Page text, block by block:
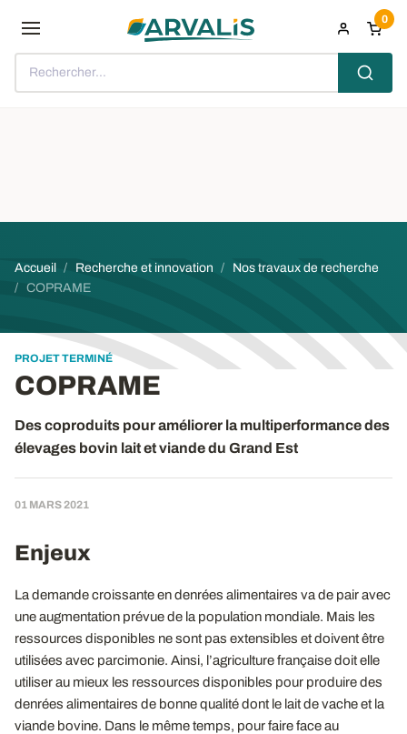
Rechercher...
0
Fil d'Ariane
Accueil Recherche et innovation
Nos travaux de recherche
COPRAME
PROJET TERMINÉ
COPRAME
Des coproduits pour améliorer la multiperformance des
élevages bovin lait et viande du Grand Est
01 MARS 2021
Enjeux
La demande croissante en denrées alimentaires va de pair avec
une augmentation prévue de la population mondiale. Mais les
ressources disponibles ne sont pas extensibles et doivent être
utilisées avec parcimonie. Ainsi, l’agriculture française doit elle
utiliser au mieux les ressources disponibles pour produire des
denrées alimentaires de bonne qualité dont le lait de vache et la
viande bovine. Dans le même temps, pour faire face au